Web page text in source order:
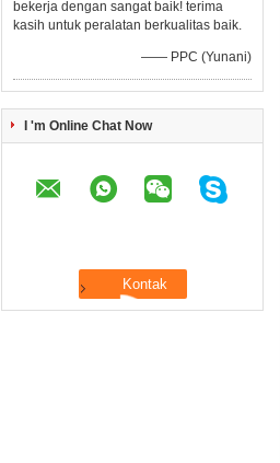
bekerja dengan sangat baik! terima
kasih untuk peralatan berkualitas baik.
—— PPC (Yunani)
I 'm Online Chat Now